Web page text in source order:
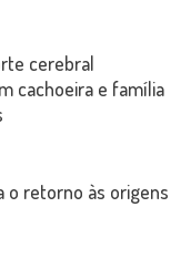
cerebral
cachoeira e família
o retorno às origens